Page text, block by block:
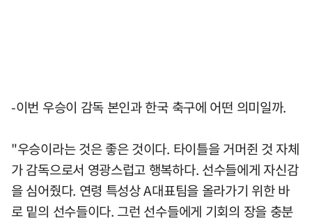
-이번 우승이 감독 본인과 한국 축구에 어떤 의미일까.
"우승이라는 것은 좋은 것이다. 타이틀을 거머쥔 것 자체
가 감독으로서 영광스럽고 행복하다. 선수들에게 자신감
을 심어줬다. 연령 특성상 A대표팀을 올라가기 위한 바
로 밑의 선수들이다. 그런 선수들에게 기회의 장을 충분